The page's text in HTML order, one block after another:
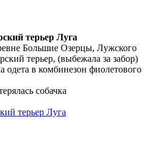
терьер Луга
Большие Озерцы, Лужского
терьер, (выбежала за забор)
одета в комбинезон фиолетового
собачка
терьер Луга